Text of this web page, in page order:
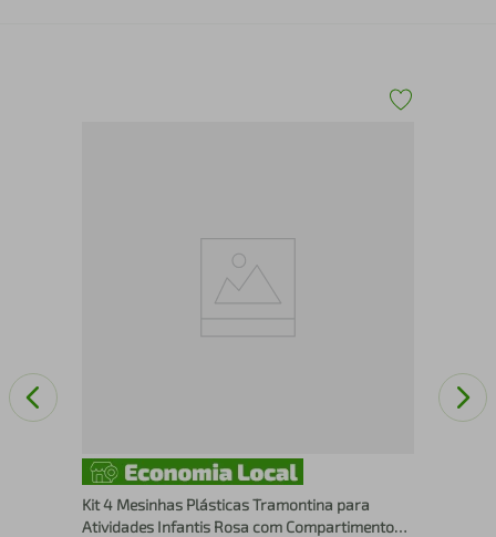
Kit 4 Mesinhas Plásticas Tramontina para
Atividades Infantis Rosa com Compartimento